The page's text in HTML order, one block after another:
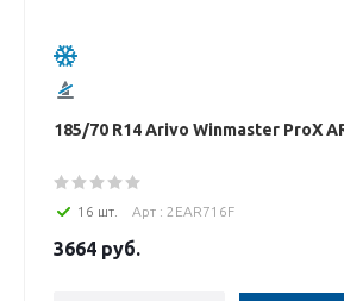
185/70 R14 Arivo Winmaster ProX
16 шт. Арт : 2EAR716F
3664 руб.